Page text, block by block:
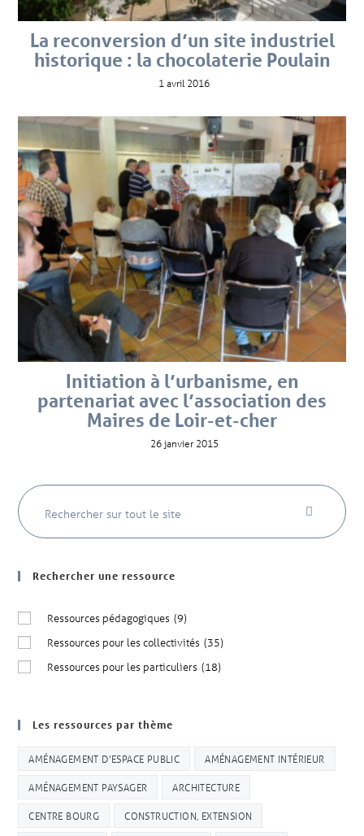
La reconversion d’un site industriel
historique : la chocolaterie Poulain
1 avril 2016
Initiation à l’urbanisme, en
partenariat avec l’association des
Maires de Loir-et-cher
26 janvier 2015
Rechercher une ressource
Ressources pédagogiques (9)
Ressources pour les collectivités (35)
Ressources pour les particuliers (18)
Les ressources par thème
AMÉNAGEMENT D'ESPACE PUBLIC AMÉNAGEMENT INTÉRIEUR
AMÉNAGEMENT PAYSAGER ARCHITECTURE
CENTRE BOURG CONSTRUCTION, EXTENSION